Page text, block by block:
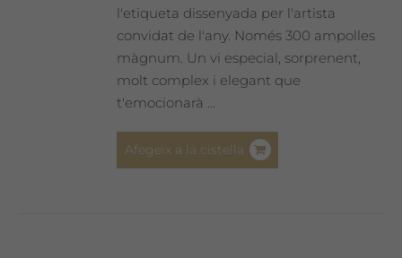
l'etiqueta dissenyada per l'artista
convidat de l'any. Només 300 ampolles
màgnum. Un vi especial, sorprenent,
molt complex i elegant que
t'emocionarà ...
Afegeix a la cistella